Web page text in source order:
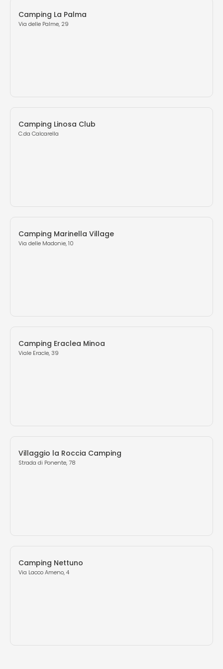
Camping La Palma
Via delle Palme, 29
Camping Linosa Club
C.da Calcarella
Camping Marinella Village
Via delle Madonie, 10
Camping Eraclea Minoa
Viale Eracle, 39
Villaggio la Roccia Camping
Strada di Ponente, 78
Camping Nettuno
Via Lacco Ameno, 4